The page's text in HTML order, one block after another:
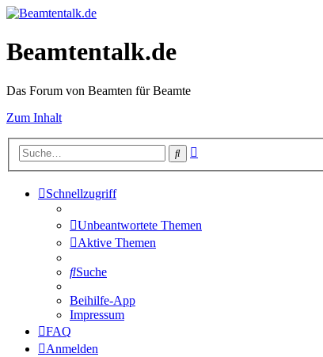
Beamtentalk.de
Das Forum von Beamten für Beamte
Zum Inhalt
Suche
Schnellzugriff
Unbeantwortete Themen
Aktive Themen
Suche
Beihilfe-App
Impressum
FAQ
Anmelden